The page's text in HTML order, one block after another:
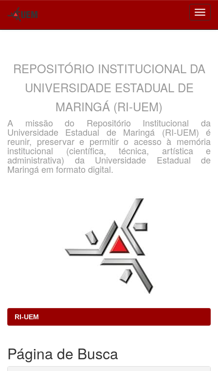
REPOSITÓRIO INSTITUCIONAL DA
UNIVERSIDADE ESTADUAL DE
MARINGÁ (RI-UEM)
A missão do Repositório Institucional da
Universidade Estadual de Maringá (RI-UEM) é
reunir, preservar e permitir o acesso à memória
institucional (científica, técnica, artística e
administrativa) da Universidade Estadual de
Maringá em formato digital.
RI-UEM
Página de Busca